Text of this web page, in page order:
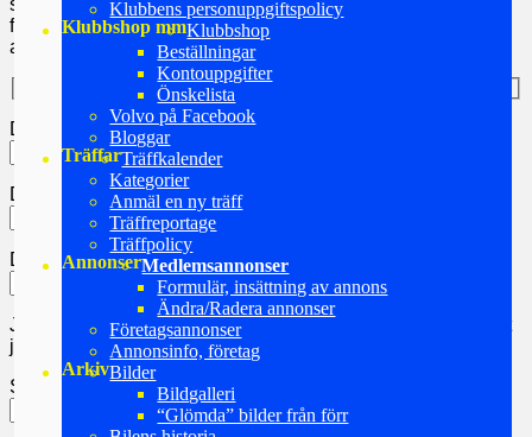
Klubbens personuppgiftspolicy
Klubbshop mmKlubbshop
Beställningar
Kontouppgifter
Önskelista
Volvo på Facebook
Bloggar
TräffarTräffkalender
Kategorier
Anmäl en ny träff
Träffreportage
Träffpolicy
AnnonserMedlemsannonser
Formulär, insättning av annons
Ändra/Radera annonser
Företagsannonser
Annonsinfo, företag
ArkivBilder
Bildgalleri
“Glömda” bilder från förr
formuläret här under. Se till att du är inloggad
använder detta formulär!
Ditt namn (Måste anges)
Din epost (Måste anges)
Ditt medlemsnummer (Måste anges)
Jag kan inte komma åt låsta sidor och jag har kontrollerat att
jag är medlem, har registrerat mig och har loggat in.
Skriv in lösningen på talet sex gånger fyra med siffror: